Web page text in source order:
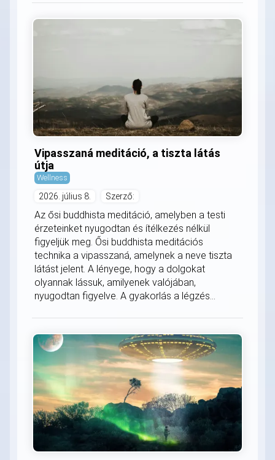
Vipasszaná meditáció, a tiszta látás
útja
Wellness
2026. július 8. Szerző:
Az ősi buddhista meditáció, amelyben a testi
érzeteinket nyugodtan és ítélkezés nélkül
figyeljük meg. Ősi buddhista meditációs
technika a vipasszaná, amelynek a neve tiszta
látást jelent. A lényege, hogy a dolgokat
olyannak lássuk, amilyenek valójában,
nyugodtan figyelve. A gyakorlás a légzés...